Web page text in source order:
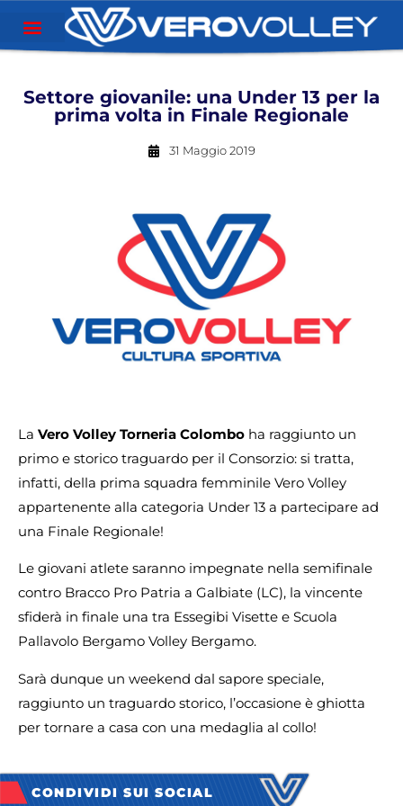
Settore giovanile: una Under 13 per la
prima volta in Finale Regionale
31 Maggio 2019
La Vero Volley Torneria Colombo ha raggiunto un
primo e storico traguardo per il Consorzio: si tratta,
infatti, della prima squadra femminile Vero Volley
appartenente alla categoria Under 13 a partecipare ad
una Finale Regionale!
Le giovani atlete saranno impegnate nella semifinale
contro Bracco Pro Patria a Galbiate (LC), la vincente
sfiderà in finale una tra Essegibi Visette e Scuola
Pallavolo Bergamo Volley Bergamo.
Sarà dunque un weekend dal sapore speciale,
raggiunto un traguardo storico, l’occasione è ghiotta
per tornare a casa con una medaglia al collo!
CONDIVIDI SUI SOCIAL